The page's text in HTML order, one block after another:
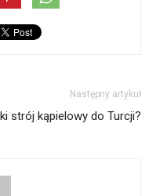
Następny artykuł
strój kąpielowy do Turcji?